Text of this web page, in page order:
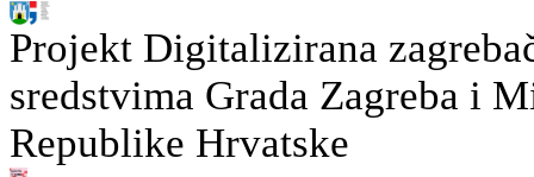
Projekt Digitalizirana
sredstvima Grada Zagreba i
Republike Hrvatske